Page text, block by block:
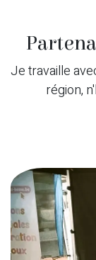
Je travaille
région,